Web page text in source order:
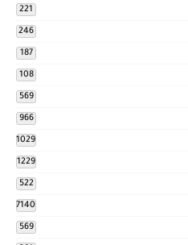
221
246
187
108
569
966
1029
1229
522
7140
569